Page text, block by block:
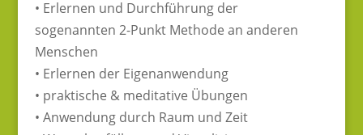
• Erlernen und Durchführung der
sogenannten 2-Punkt Methode an anderen
Menschen
• Erlernen der Eigenanwendung
• praktische & meditative Übungen
• Anwendung durch Raum und Zeit